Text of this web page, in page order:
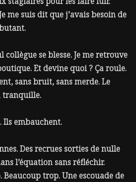
me suis dit que j’avais besoin de
collègue se blesse. Je me retrouve
Et devine quoi ? Ça roule.
sans bruit, sans merde. Le
tranquille.
Ils embauchent.
Des recrues sorties de nulle
l’équation sans réfléchir.
Beaucoup trop. Une escouade de